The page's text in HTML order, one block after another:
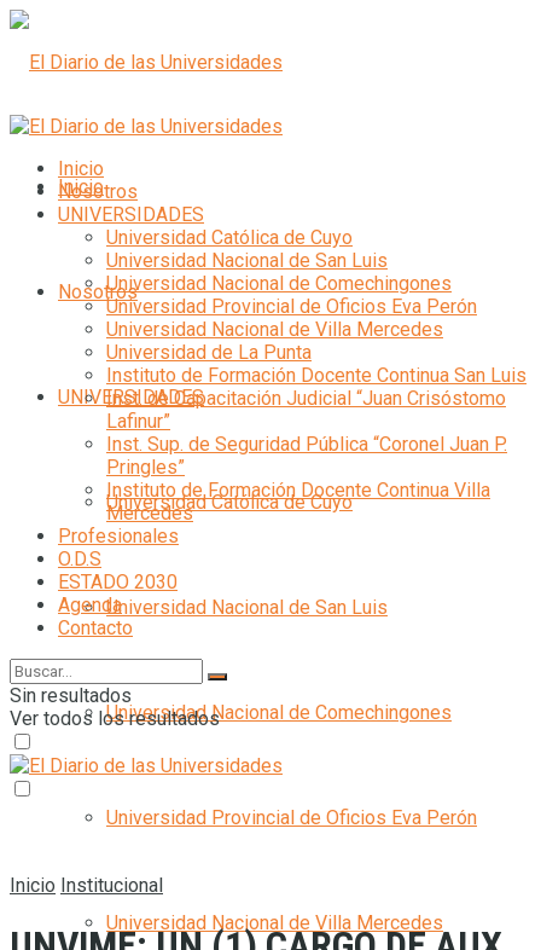
Inicio
Nosotros
UNIVERSIDADES
Universidad Católica de Cuyo
Universidad Nacional de San Luis
Universidad Nacional de Comechingones
Universidad Provincial de Oficios Eva Perón
Universidad Nacional de Villa Mercedes
Inicio
Nosotros
UNIVERSIDADES
Universidad Católica de Cuyo
Universidad Nacional de San Luis
Universidad Nacional de Comechingones
Universidad Provincial de Oficios Eva Perón
Universidad Nacional de Villa Mercedes
Universidad de La Punta
Instituto de Formación Docente Continua San Luis
Inst. de Capacitación Judicial “Juan Crisóstomo
Lafinur”
Inst. Sup. de Seguridad Pública “Coronel Juan P.
Pringles”
Instituto de Formación Docente Continua Villa
Mercedes
Profesionales
O.D.S
ESTADO 2030
Agenda
Contacto
Sin resultados
Ver todos los resultados
Inicio Institucional